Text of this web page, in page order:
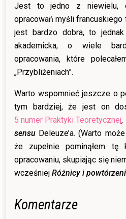
Jest to jedno z niewielu,
opracowań myśli
jest bardzo dobra, to
akademicka, o wiele
opracowania, które
„Przybliżeniach”.
Warto wspomnieć jeszcze o
tym bardziej, że jest on
5 numer Praktyki Teoretycznej,
sensu Deleuze’a. (Warto
że zupełnie pominąłem
opracowaniu, skupiając się
wcześniej Różnicy i
Komentarze